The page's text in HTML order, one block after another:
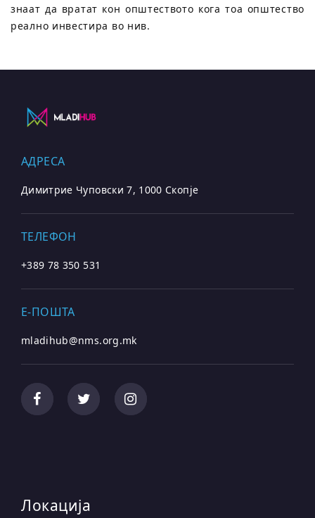
знаат да вратат кон општеството кога тоа општество
реално инвестира во нив.
АДРЕСА
Димитрие Чуповски 7, 1000 Скопје
ТЕЛЕФОН
+389 78 350 531
E-ПОШТА
mladihub@nms.org.mk
Локација